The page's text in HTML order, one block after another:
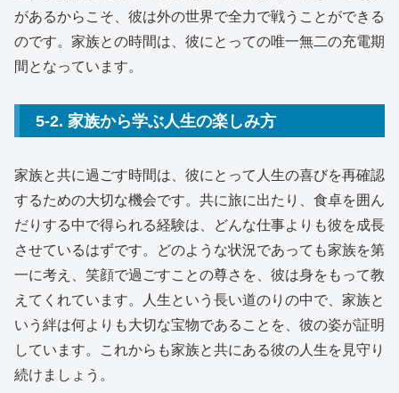
があるからこそ、彼は外の世界で全力で戦うことができる
のです。家族との時間は、彼にとっての唯一無二の充電期
間となっています。
5-2. 家族から学ぶ人生の楽しみ方
家族と共に過ごす時間は、彼にとって人生の喜びを再確認
するための大切な機会です。共に旅に出たり、食卓を囲ん
だりする中で得られる経験は、どんな仕事よりも彼を成長
させているはずです。どのような状況であっても家族を第
一に考え、笑顔で過ごすことの尊さを、彼は身をもって教
えてくれています。人生という長い道のりの中で、家族と
いう絆は何よりも大切な宝物であることを、彼の姿が証明
しています。これからも家族と共にある彼の人生を見守り
続けましょう。